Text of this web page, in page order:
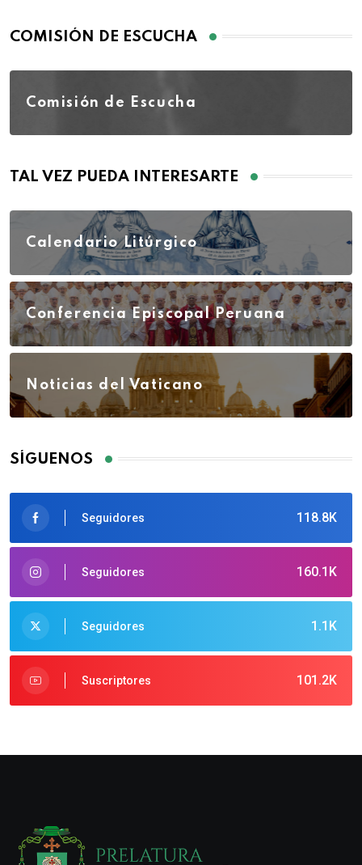
COMISIÓN DE ESCUCHA
Comisión de Escucha
TAL VEZ PUEDA INTERESARTE
Calendario Litúrgico
Conferencia Episcopal Peruana
Noticias del Vaticano
SÍGUENOS
118.8K
Seguidores
160.1K
Seguidores
1.1K
Seguidores
101.2K
Suscriptores